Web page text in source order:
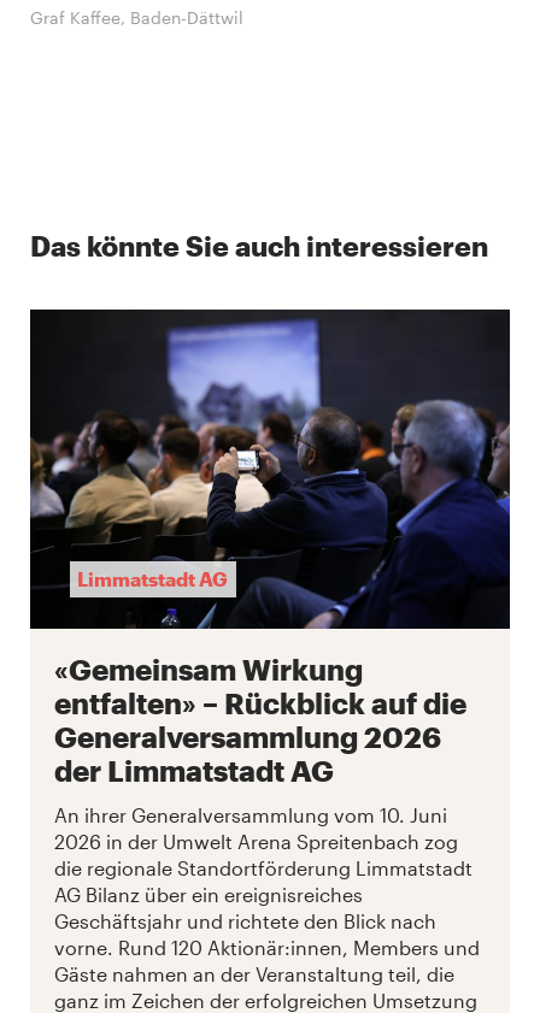
Graf Kaffee, Baden-Dättwil
Das könnte Sie auch interessieren
Limmatstadt AG
«Gemeinsam Wirkung
entfalten» – Rückblick auf die
Generalversammlung 2026
der Limmatstadt AG
An ihrer Generalversammlung vom 10. Juni
2026 in der Umwelt Arena Spreitenbach zog
die regionale Standortförderung Limmatstadt
AG Bilanz über ein ereignisreiches
Geschäftsjahr und richtete den Blick nach
vorne. Rund 120 Aktionär:innen, Members und
Gäste nahmen an der Veranstaltung teil, die
ganz im Zeichen der erfolgreichen Umsetzung